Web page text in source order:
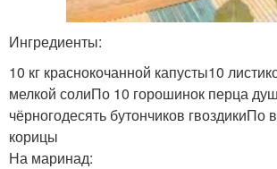
Ингредиенты:
10 кг краснокочанной капусты10
мелкой солиПо 10 горошинок перца
чёрногодесять бутончиков гвоздикиПо
корицы
На маринад: